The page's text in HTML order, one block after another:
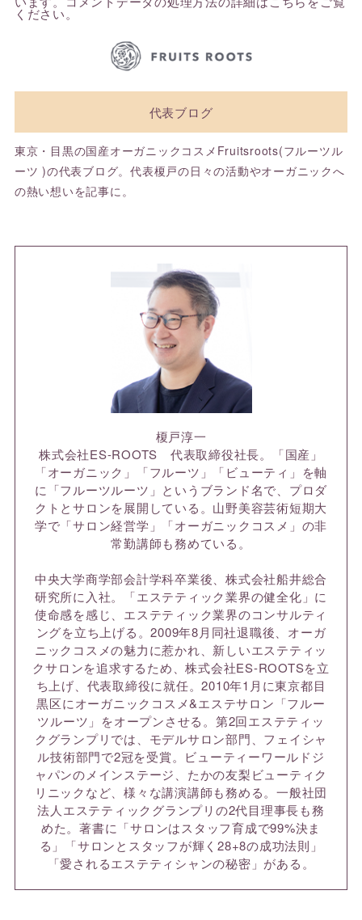
ください。
代表ブログ
東京・目黒の国産オーガニックコスメFruitsroots(フルーツル
ーツ )の代表ブログ。代表榎戸の日々の活動やオーガニックへ
の熱い想いを記事に。
榎戸淳一
株式会社ES-ROOTS 代表取締役社長。「国産」
「オーガニック」「フルーツ」「ビューティ」を軸
に「フルーツルーツ」というブランド名で、プロダ
クトとサロンを展開している。山野美容芸術短期大
学で「サロン経営学」「オーガニックコスメ」の非
常勤講師も務めている。
中央大学商学部会計学科卒業後、株式会社船井総合
研究所に入社。「エステティック業界の健全化」に
使命感を感じ、エステティック業界のコンサルティ
ングを立ち上げる。2009年8月同社退職後、オーガ
ニックコスメの魅力に惹かれ、新しいエステティッ
クサロンを追求するため、株式会社ES-ROOTSを立
ち上げ、代表取締役に就任。2010年1月に東京都目
黒区にオーガニックコスメ&エステサロン「フルー
ツルーツ」をオープンさせる。第2回エステティッ
クグランプリでは、モデルサロン部門、フェイシャ
ル技術部門で2冠を受賞。ビューティーワールドジ
ャパンのメインステージ、たかの友梨ビューティク
リニックなど、様々な講演講師も務める。一般社団
法人エステティックグランプリの2代目理事長も務
めた。著書に「サロンはスタッフ育成で99%決ま
る」「サロンとスタッフが輝く28+8の成功法則」
「愛されるエステティシャンの秘密」がある。